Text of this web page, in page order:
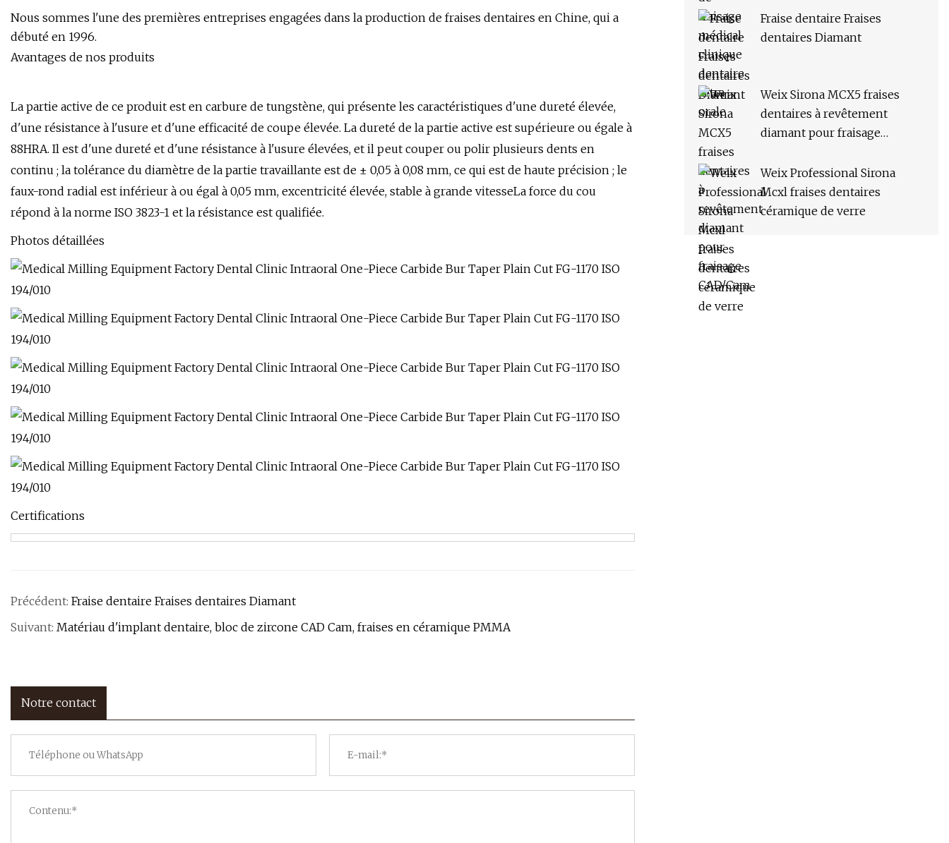
Nous sommes l'une des premières entreprises engagées dans la production de fraises dentaires en Chine, qui a
débuté en 1996.
Avantages de nos produits
La partie active de ce produit est en carbure de tungstène, qui présente les caractéristiques d'une dureté élevée,
d'une résistance à l'usure et d'une efficacité de coupe élevée. La dureté de la partie active est supérieure ou égale à
88HRA. Il est d'une dureté et d'une résistance à l'usure élevées, et il peut couper ou polir plusieurs dents en
continu ; la tolérance du diamètre de la partie travaillante est de ± 0,05 à 0,08 mm, ce qui est de haute précision ; le
faux-rond radial est inférieur à ou égal à 0,05 mm, excentricité élevée, stable à grande vitesseLa force du cou
répond à la norme ISO 3823-1 et la résistance est qualifiée.
Photos détaillées
Certifications
Précédent: Fraise dentaire Fraises dentaires Diamant
Suivant: Matériau d'implant dentaire, bloc de zircone CAD Cam, fraises en céramique PMMA
Notre contact
Fraise dentaire Fraises
dentaires Diamant
Weix Sirona MCX5 fraises
dentaires à revêtement
diamant pour fraisage
Weix Professional Sirona
Mcxl fraises dentaires
céramique de verre